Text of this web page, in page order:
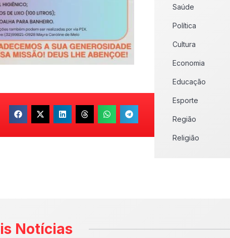
Saúde
Política
Cultura
Economia
Educação
Esporte
Região
Religião
Notícias